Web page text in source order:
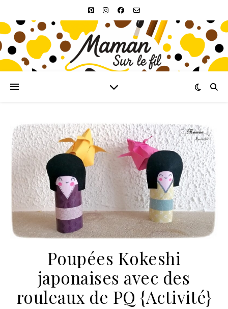
Poupées Kokeshi
japonaises avec des
rouleaux de PQ {Activité}